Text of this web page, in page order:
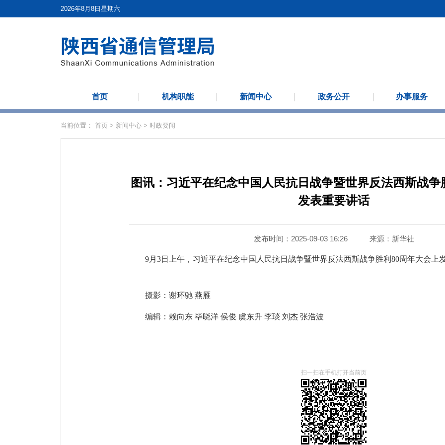
2026年8月8日星期六
首页 机构职能 新闻中心 政务公开 办事服务
当前位置： 首页 > 新闻中心 > 时政要闻
图讯：习近平在纪念中国人民抗日战争暨世界反法西斯战
发表重要讲话
发布时间：2025-09-03 16:26 来源： 新华社
9月3日上午，习近平在纪念中国人民抗日战争暨世界反法西斯战争胜利80周年大会上
摄影：谢环驰 燕雁
编辑：赖向东 毕晓洋 侯俊 虞东升 李琰 刘杰 张浩波
扫一扫在手机打开当前页